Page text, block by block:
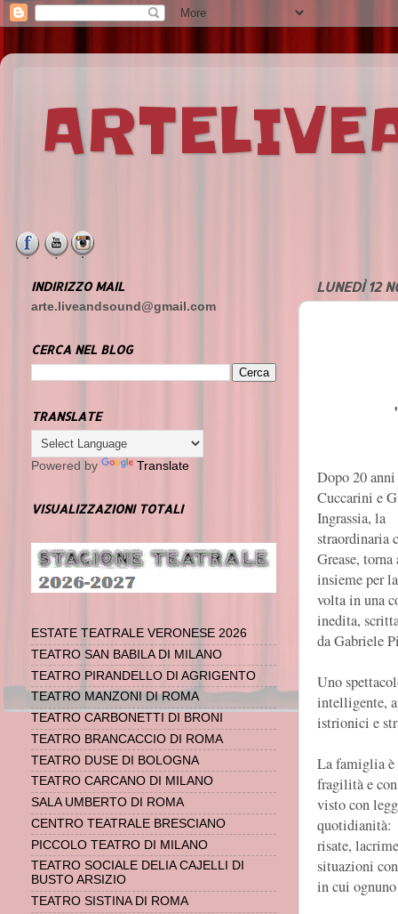
LUNEDÌ 12
Dopo 20
Cuccarini e
Ingrassia, la
straordinaria
Grease, torna
insieme per
volta in una
inedita,
da Gabriele
Uno
intelligente,
istrionici e
La famiglia è
fragilità e
visto con
quotidianità:
risate,
situazioni
in cui
INDIRIZZO MAIL
arte.liveandsound@gmail.com
CERCA NEL BLOG
TRANSLATE
Powered by Translate
VISUALIZZAZIONI TOTALI
ESTATE TEATRALE VERONESE 2026
TEATRO SAN BABILA DI MILANO
TEATRO PIRANDELLO DI AGRIGENTO
TEATRO MANZONI DI ROMA
TEATRO CARBONETTI DI BRONI
TEATRO BRANCACCIO DI ROMA
TEATRO DUSE DI BOLOGNA
TEATRO CARCANO DI MILANO
SALA UMBERTO DI ROMA
CENTRO TEATRALE BRESCIANO
PICCOLO TEATRO DI MILANO
TEATRO SOCIALE DELIA CAJELLI DI
BUSTO ARSIZIO
TEATRO SISTINA DI ROMA